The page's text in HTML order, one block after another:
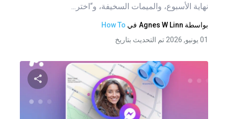
نهاية الأسبوع، والميمات السخيفة، و“اختر...
بواسطة Agnes W Linn في How To
01 يونيو, 2026 تم التحديث بتاريخ
شارك